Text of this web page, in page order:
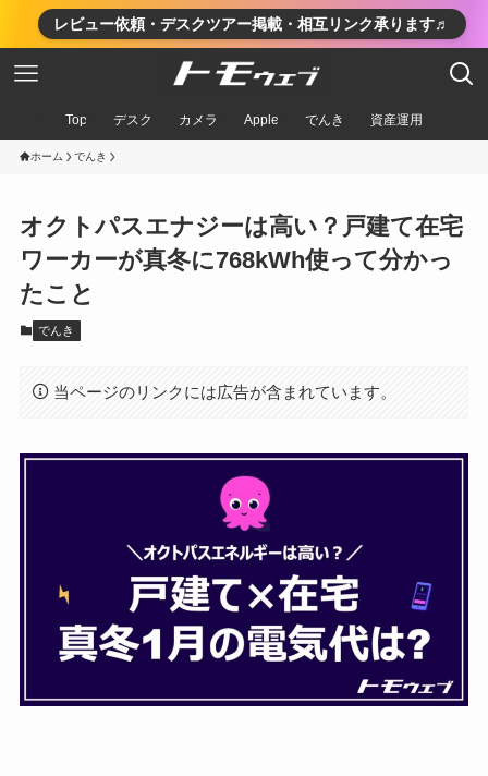
レビュー依頼・デスクツアー掲載・相互リンク承ります♬
Top デスク カメラ Apple でんき 資産運用
ホーム でんき
オクトパスエナジーは高い？戸建て在宅
ワーカーが真冬に768kWh使って分かっ
たこと
でんき
当ページのリンクには広告が含まれています。